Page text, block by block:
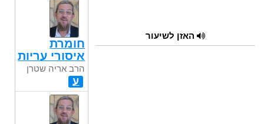
האזן לשיעור
חומרת
איסורי עריות
הרב אריה שטרן
ע